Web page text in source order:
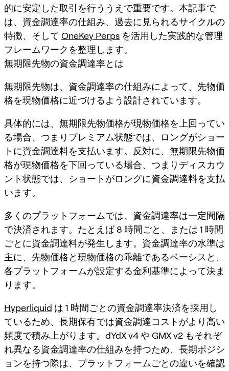
的に安定した取引を行ううえで重要です。本記事で
は、資金調達率の仕組み、過去に見られるサイクルの
特徴、そして OneKey Perps を活用した実践的な管理
フレームワークを整理します。
無期限先物の資金調達率とは
無期限先物は、資金調達率の仕組みによって、先物価
格を現物価格に近づけるよう設計されています。
具体的には、無期限先物価格が現物価格を上回ってい
る場合、つまりプレミアム状態では、ロングがショー
トに資金調達料を支払います。反対に、無期限先物価
格が現物価格を下回っている場合、つまりディスカウ
ント状態では、ショートがロングに資金調達料を支払
います。
多くのプラットフォームでは、資金調達率は一定間隔
で決済されます。たとえば 8 時間ごと、または 1 時間
ごとに資金調達料が発生します。資金調達率の水準は
主に、先物価格と現物価格の乖離であるベーシスと、
各プラットフォームが設定する金利基準によって決ま
ります。
Hyperliquid は 1 時間ごとの資金調達率決済を採用し
ているため、長期保有では資金調達コストがより高い
頻度で積み上がります。dYdX v4 や GMX v2 もそれぞ
れ異なる資金調達率の仕組みを持つため、長期ポジシ
ョンを持つ際は、プラットフォームごとの違いを確認